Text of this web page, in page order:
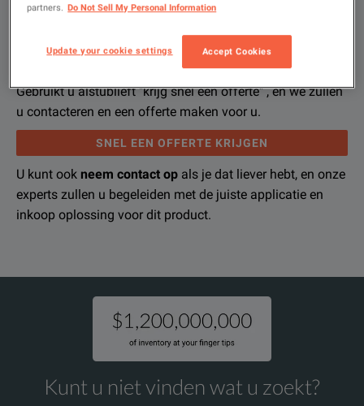
Laat ons u helpen, met uw exacte
configuratie.
Gebruikt u alstublieft "krijg snel een offerte" , en we zullen
u contacteren en een offerte maken voor u.
SNEL EEN OFFERTE KRIJGEN
U kunt ook neem contact op als je dat liever hebt, en onze
experts zullen u begeleiden met de juiste applicatie en
inkoop oplossing voor dit product.
Productoverzicht
We're sorry, we don't currently have any further information
If you would like to know more, pleaseget in touchand one
Bronnen
Het spijt ons, maar we hebben op dit moment geen andere
U kunt voor meer informatiecontact opnemenmet ons en
Kunt u niet vinden wat u zoekt?
partners.
Do Not Sell My Personal Information
Update your cookie settings Accept Cookies